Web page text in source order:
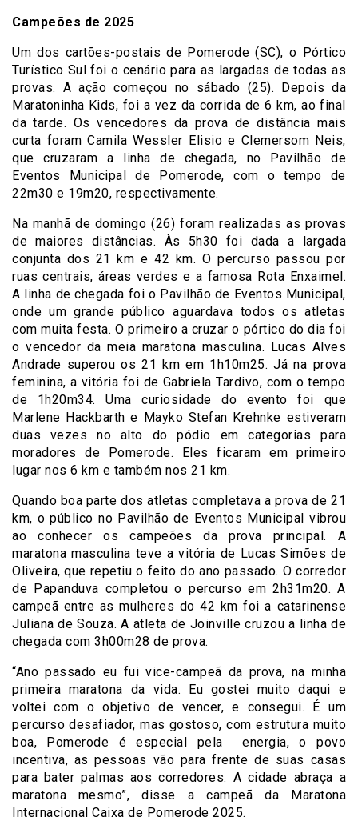
Campeões de 2025
Um dos cartões-postais de Pomerode (SC), o Pórtico
Turístico Sul foi o cenário para as largadas de todas as
provas. A ação começou no sábado (25). Depois da
Maratoninha Kids, foi a vez da corrida de 6 km, ao final
da tarde. Os vencedores da prova de distância mais
curta foram Camila Wessler Elisio e Clemersom Neis,
que cruzaram a linha de chegada, no Pavilhão de
Eventos Municipal de Pomerode, com o tempo de
22m30 e 19m20, respectivamente.
Na manhã de domingo (26) foram realizadas as provas
de maiores distâncias. Às 5h30 foi dada a largada
conjunta dos 21 km e 42 km. O percurso passou por
ruas centrais, áreas verdes e a famosa Rota Enxaimel.
A linha de chegada foi o Pavilhão de Eventos Municipal,
onde um grande público aguardava todos os atletas
com muita festa. O primeiro a cruzar o pórtico do dia foi
o vencedor da meia maratona masculina. Lucas Alves
Andrade superou os 21 km em 1h10m25. Já na prova
feminina, a vitória foi de Gabriela Tardivo, com o tempo
de 1h20m34. Uma curiosidade do evento foi que
Marlene Hackbarth e Mayko Stefan Krehnke estiveram
duas vezes no alto do pódio em categorias para
moradores de Pomerode. Eles ficaram em primeiro
lugar nos 6 km e também nos 21 km.
Quando boa parte dos atletas completava a prova de 21
km, o público no Pavilhão de Eventos Municipal vibrou
ao conhecer os campeões da prova principal. A
maratona masculina teve a vitória de Lucas Simões de
Oliveira, que repetiu o feito do ano passado. O corredor
de Papanduva completou o percurso em 2h31m20. A
campeã entre as mulheres do 42 km foi a catarinense
Juliana de Souza. A atleta de Joinville cruzou a linha de
chegada com 3h00m28 de prova.
“Ano passado eu fui vice-campeã da prova, na minha
primeira maratona da vida. Eu gostei muito daqui e
voltei com o objetivo de vencer, e consegui. É um
percurso desafiador, mas gostoso, com estrutura muito
boa, Pomerode é especial pela energia, o povo
incentiva, as pessoas vão para frente de suas casas
para bater palmas aos corredores. A cidade abraça a
maratona mesmo”, disse a campeã da Maratona
Internacional Caixa de Pomerode 2025.